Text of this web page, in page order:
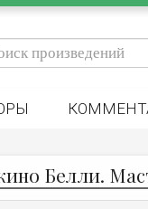
Белли.